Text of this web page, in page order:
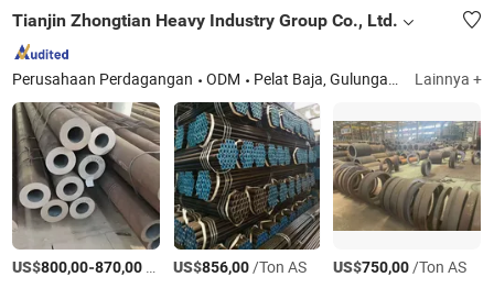
Tianjin Zhongtian Heavy Industry Group Co., Ltd.
Perusahaan Perdagangan ODM Pelat Baja, Gulungan Baja, Pipa Baja, Profil, Kawat, Tembaga Lainnya +
US$800,00-870,00 US$856,00/Ton AS US$750,00/Ton AS